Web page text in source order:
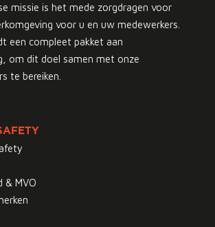
missie is het mede zorgdragen voor
voor u en uw medewerkers.
een compleet pakket aan
om dit doel samen met onze
te bereiken.
& MVO